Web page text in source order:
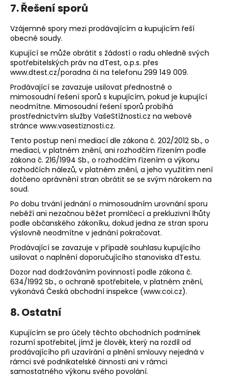
7. Řešení sporů
Vzájemné spory mezi prodávajícím a kupujícím řeší
obecné soudy.
Kupující se může obrátit s žádostí o radu ohledně svých
spotřebitelských práv na dTest, o.p.s. přes
www.dtest.cz/poradna či na telefonu 299 149 009.
Prodávající se zavazuje usilovat přednostně o
mimosoudní řešení sporů s kupujícím, pokud je kupující
neodmítne. Mimosoudní řešení sporů probíhá
prostřednictvím služby VašeStížnosti.cz na webové
stránce www.vasestiznosti.cz.
Tento postup není mediací dle zákona č. 202/2012 Sb., o
mediaci, v platném znění, ani rozhodčím řízením podle
zákona č. 216/1994 Sb., o rozhodčím řízením a výkonu
rozhodčích nálezů, v platném znění, a jeho využitím není
dotčeno oprávnění stran obrátit se se svým nárokem na
soud.
Po dobu trvání jednání o mimosoudním urovnání sporu
neběží ani nezačnou běžet promlčecí a prekluzivní lhůty
podle občanského zákoníku, dokud jedna ze stran sporu
výslovně neodmítne v jednání pokračovat.
Prodávající se zavazuje v případě souhlasu kupujícího
usilovat o naplnění doporučujícího stanoviska dTestu.
Dozor nad dodržováním povinností podle zákona č.
634/1992 Sb., o ochraně spotřebitele, v platném znění,
vykonává Česká obchodní inspekce (www.coi.cz).
8. Ostatní
Kupujícím se pro účely těchto obchodních podmínek
rozumí spotřebitel, jímž je člověk, který na rozdíl od
prodávajícího při uzavírání a plnění smlouvy nejedná v
rámci své podnikatelské činnosti ani v rámci
samostatného výkonu svého povolání.